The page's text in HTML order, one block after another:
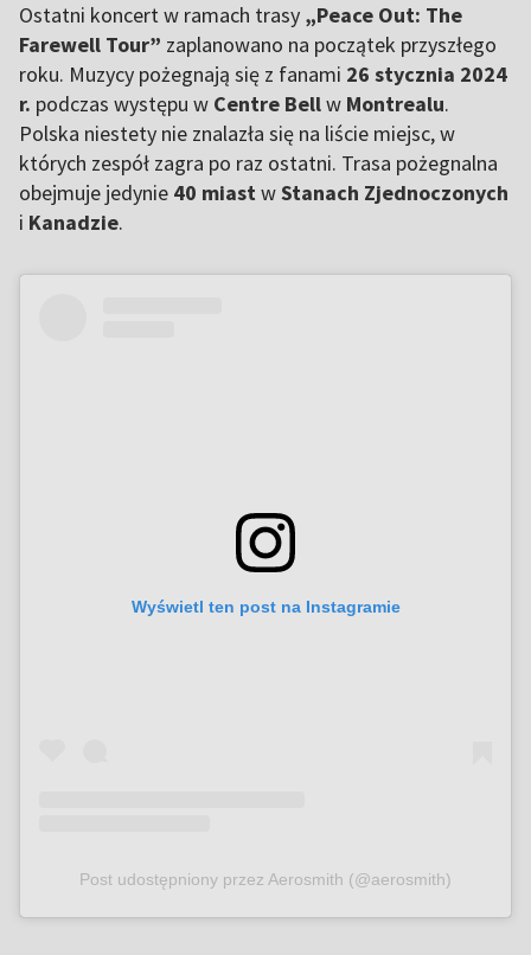
Ostatni koncert w ramach trasy „Peace Out: The
Farewell Tour” zaplanowano na początek przyszłego
roku. Muzycy pożegnają się z fanami 26 stycznia 2024
r. podczas występu w Centre Bellw Montrealu.
Polska niestety nie znalazła się na liście miejsc, w
których zespół zagra po raz ostatni. Trasa pożegnalna
obejmuje jedynie 40 miastwStanach Zjednoczonych
i Kanadzie.
Wyświetl ten post na Instagramie
Post udostępniony przez Aerosmith (@aerosmith)